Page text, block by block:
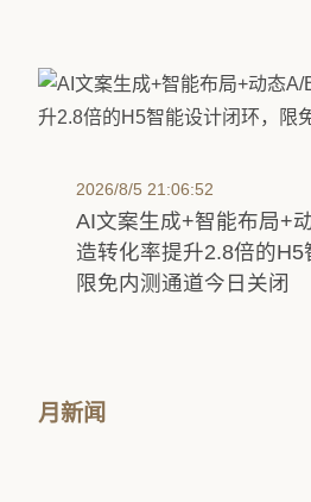
2026/8/5 21:06:52
AI文案生成+智能布局+
造转化率提升2.8倍的H5
限免内测通道今日关闭
月新闻